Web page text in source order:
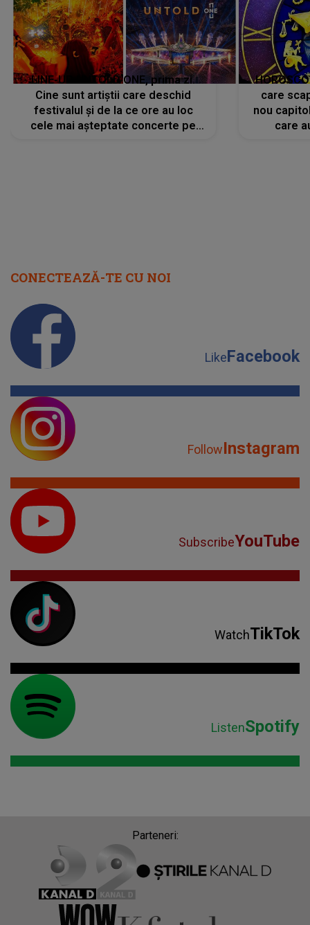
LINE-UP UNTOLD ONE, prima zi.
Cine sunt artiștii care deschid
festivalul și de la ce ore au loc
cele mai așteptate concerte pe
care
nou
care
CONECTEAZĂ-TE CU NOI
LikeFacebook
FollowInstagram
SubscribeYouTube
WatchTikTok
ListenSpotify
Parteneri: